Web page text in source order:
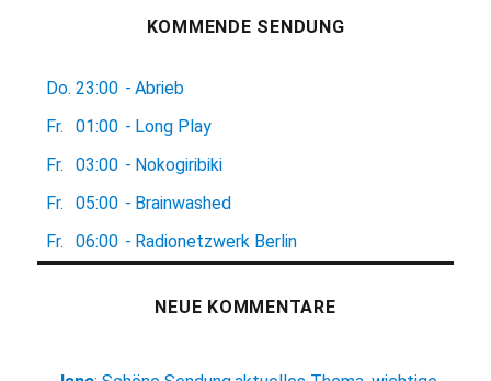
KOMMENDE SENDUNG
Do. 23:00 - Abrieb
Fr.
01:00 - Long Play
Fr.
03:00 - Nokogiribiki
Fr.
05:00 - Brainwashed
Fr.
06:00 - Radionetzwerk Berlin
NEUE KOMMENTARE